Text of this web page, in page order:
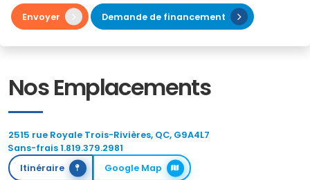
Envoyer Demande de financement
Nos Emplacements
2515 rue Royale Trois-Rivières, QC, G9A4L7
Sans-frais 1.819.379.2981
Itinéraire
Google Map